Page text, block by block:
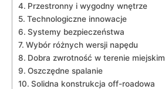
Przestronny i ‍wygodny wnętrze
Technologiczne innowacje
Systemy bezpieczeństwa
Wybór różnych wersji napędu
Dobra zwrotność w terenie miejskim
Oszczędne spalanie
Solidna ⁢konstrukcja off-roadowa